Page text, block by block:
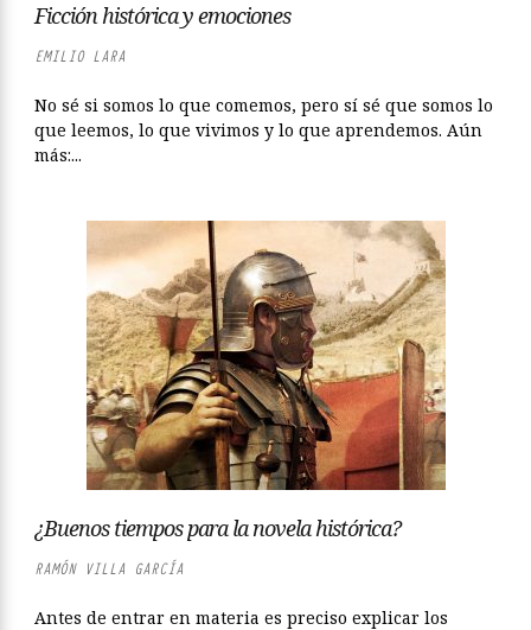
Ficción histórica y emociones
EMILIO LARA
No sé si somos lo que comemos, pero sí sé que somos lo
que leemos, lo que vivimos y lo que aprendemos. Aún
más:...
¿Buenos tiempos para la novela histórica?
RAMÓN VILLA GARCÍA
Antes de entrar en materia es preciso explicar los